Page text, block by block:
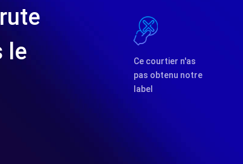
le
Ce courtier n'as
pas obtenu notre
label